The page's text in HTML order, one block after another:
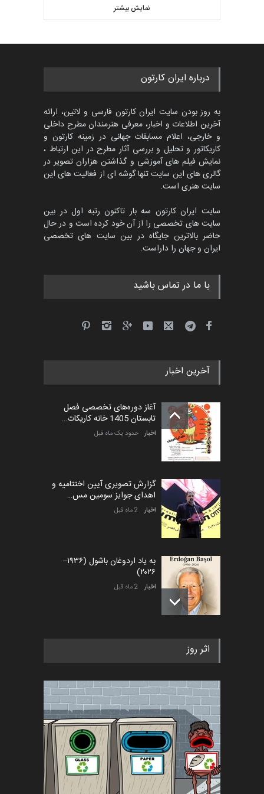
دوغان، ترکیه،…
مسابقۀ بین‌المللی کارتون و
کاریکاتور «البغلی…
پنجمین مسابقۀ بین‌المللی
کارتون CARTUNION ، …
مهلت 3 ماه دیگر
جشنواره بین‌المللی کارتون
مدارس پرتغال، ۲۰۲۷
مهلت
مهلت
گالری حدود یک ماه قبل
نمایش بیشتر
درباره ایران کارتون
به روز بودن سایت ایران کارتون فارسی و لاتین، ارائه
آخرین اطلاعات و اخبار، معرفی هنرمندان مطرح داخلی
و خارجی، اعلام مسابقات جهانی در زمینه کارتون و
کاریکاتور و تحلیل و بررسی آثار مطرح در این ارتباط ،
نمایش فیلم های آموزشی و گذاشتن هزاران تصویر در
گالری های این سایت تنها گوشه ای از فعالیت های این
سایت هنری است.
سایت ایران کارتون سه بار تاکنون رتبه اول در بین
سایت های تخصصی را از آن خود کرده است و در حال
حاضر بالاترین جایگاه در بین سایت های تخصصی
ایران و جهان را داراست.
با ما در تماس باشید
آخرین اخبار
آغاز دوره‌های تخصصی فصل
تابستان 1405 خانه کاریکات…
اخبار حدود یک ماه قبل
گزارش تصویری آیین اختتامیه و
اهدای جوایز سومین مس…
اخبار 2 ماه قبل
به یاد اردوغان باشول (۱۹۳۶–
۲۰۲۶)
اخبار 2 ماه قبل
رویداد کارگاهی کارتون و پوستر
اخبار 6 ماه قبل
فراخوان رویداد کارگاهی کارتون و
پوستر "ایران سربل…
اثر روز